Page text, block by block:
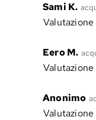
Sami K.
Eero M.
Anonimo